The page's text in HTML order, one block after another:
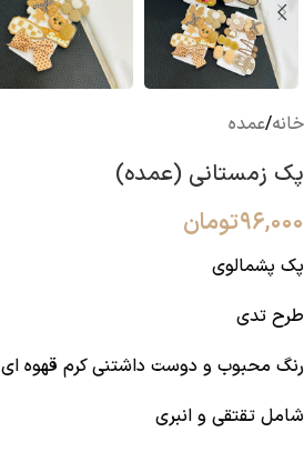
خانه/عمده
پک زمستانی (عمده)
۹۶,۰۰۰تومان
پک پشمالوی
طرح تدی
رنگ محبوب و دوست داشتنی کرم قهوه ای
شامل تقتقی ‌و انبری